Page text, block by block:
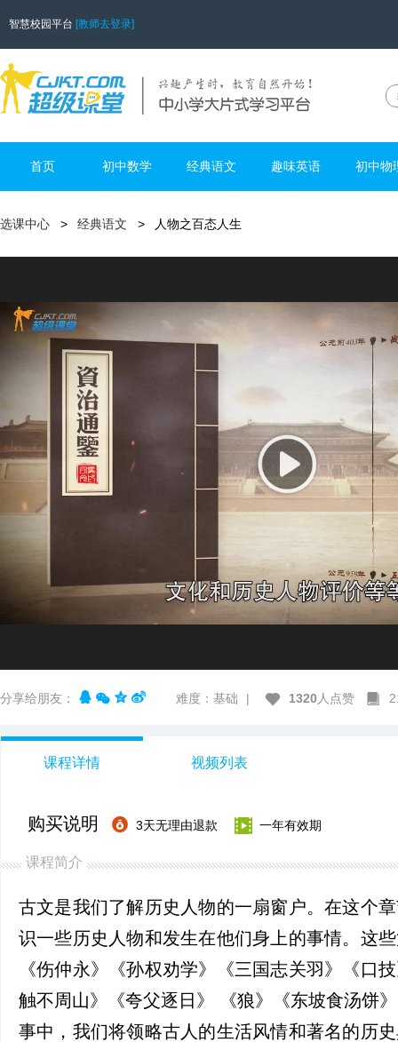
智慧校园平台 [教师去登录]
首页 初中数学 经典语文 趣味英语 初中物
选课中心 经典语文 人物之百态人生
分享给朋友： 难度：基础 | 1320 人点赞
课程详情 视频列表
购买说明 3天无理由退款 一年有效期
课程简介
古文是我们了解历史人物的一扇窗户。在这个
识一些历史人物和发生在他们身上的事情。这
《伤仲永》《孙权劝学》《三国志关羽》《口
触不周山》《夸父逐日》 《狼》《东坡食汤饼
事中，我们将领略古人的生活风情和著名的历